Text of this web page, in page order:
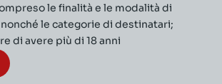
le finalità e le modalità di
le categorie di destinatari;
di avere più di 18 anni